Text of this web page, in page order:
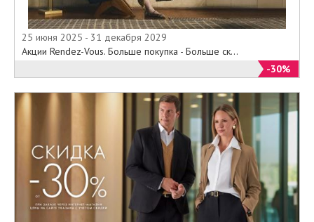
25 июня 2025 - 31 декабря 2029
Акции Rendez-Vous. Больше покупка - Больше ск...
-30%